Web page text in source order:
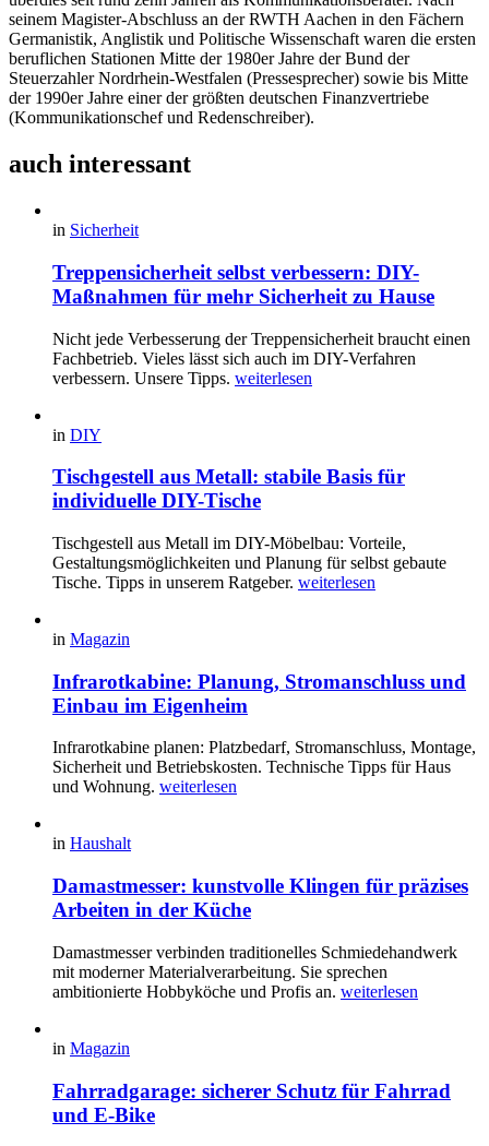
seinem Magister-Abschluss an der RWTH Aachen in den Fächern
Germanistik, Anglistik und Politische Wissenschaft waren die ersten
beruflichen Stationen Mitte der 1980er Jahre der Bund der
Steuerzahler Nordrhein-Westfalen (Pressesprecher) sowie bis Mitte
der 1990er Jahre einer der größten deutschen Finanzvertriebe
(Kommunikationschef und Redenschreiber).
auch interessant
in Sicherheit
Treppensicherheit selbst verbessern: DIY-
Maßnahmen für mehr Sicherheit zu Hause
Nicht jede Verbesserung der Treppensicherheit braucht einen
Fachbetrieb. Vieles lässt sich auch im DIY-Verfahren
verbessern. Unsere Tipps. weiterlesen
in DIY
Tischgestell aus Metall: stabile Basis für
individuelle DIY-Tische
Tischgestell aus Metall im DIY-Möbelbau: Vorteile,
Gestaltungsmöglichkeiten und Planung für selbst gebaute
Tische. Tipps in unserem Ratgeber. weiterlesen
in Magazin
Infrarotkabine: Planung, Stromanschluss und
Einbau im Eigenheim
Infrarotkabine planen: Platzbedarf, Stromanschluss, Montage,
Sicherheit und Betriebskosten. Technische Tipps für Haus
und Wohnung. weiterlesen
in Haushalt
Damastmesser: kunstvolle Klingen für präzises
Arbeiten in der Küche
Damastmesser verbinden traditionelles Schmiedehandwerk
mit moderner Materialverarbeitung. Sie sprechen
ambitionierte Hobbyköche und Profis an. weiterlesen
in Magazin
Fahrradgarage: sicherer Schutz für Fahrrad
und E-Bike